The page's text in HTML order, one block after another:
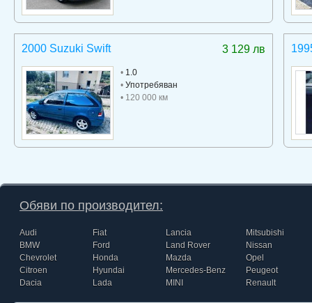
3 129 лв
2000 Suzuki Swift
• 1.0
• Употребяван
• 120 000 км
Обяви по производител:
Audi
BMW
Chevrolet
Citroen
Dacia
Fiat
Ford
Honda
Hyundai
Lada
Lancia
Land Rover
Mazda
Mercedes-Benz
MINI
Mitsubishi
Nissan
Opel
Peugeot
Renault